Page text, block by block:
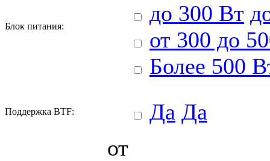
Блoк питания:
до 300 Вт
от 300 до
Более 500
Поддержка BTF: Да Да
от